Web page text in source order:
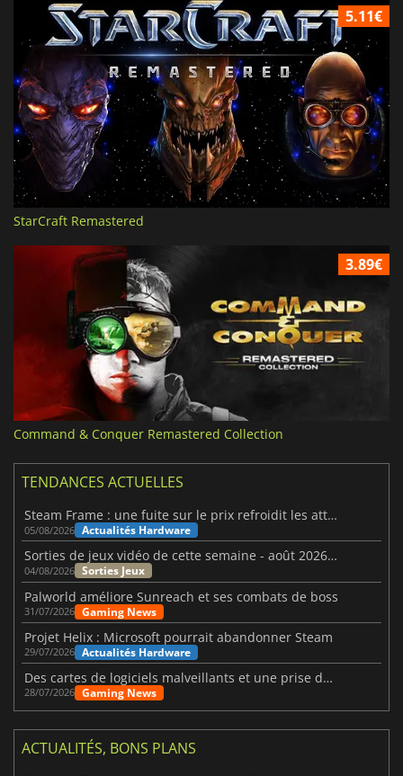
5.11€
StarCraft Remastered
3.89€
Command & Conquer Remastered Collection
TENDANCES ACTUELLES
Steam Frame : une fuite sur le prix refroidit les attentes VR
05/08/2026 Actualités Hardware
Sorties de jeux vidéo de cette semaine - août 2026 (semaine 32)
04/08/2026 Sorties Jeux
Palworld améliore Sunreach et ses combats de boss
31/07/2026 Gaming News
Projet Helix : Microsoft pourrait abandonner Steam
29/07/2026 Actualités Hardware
Des cartes de logiciels malveillants et une prise de contrôle de Discord ont touché Meccha Chameleon
28/07/2026 Gaming News
ACTUALITÉS, BONS PLANS